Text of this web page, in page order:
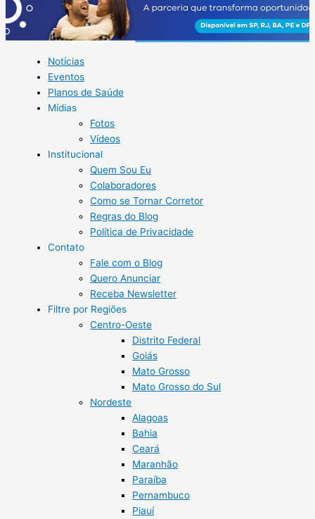
Notícias
Eventos
Planos de Saúde
Mídias
Fotos
Vídeos
Institucional
Quem Sou Eu
Colaboradores
Como se Tornar Corretor
Regras do Blog
Política de Privacidade
Contato
Fale com o Blog
Quero Anunciar
Receba Newsletter
Filtre por Regiões
Centro-Oeste
Distrito Federal
Goiás
Mato Grosso
Mato Grosso do Sul
Nordeste
Alagoas
Bahia
Ceará
Maranhão
Paraíba
Pernambuco
Piauí